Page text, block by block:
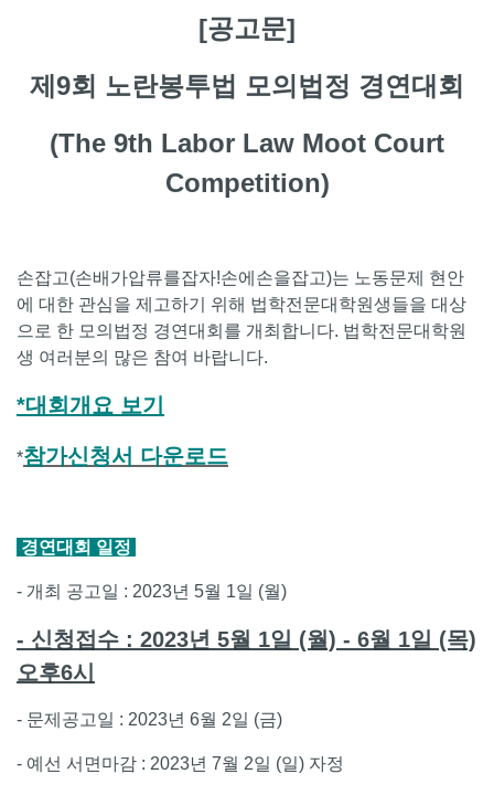
[공고문]
제9회 노란봉투법 모의법정 경연대회
(The 9th Labor Law Moot Court
Competition)
손잡고(손배가압류를잡자!손에손을잡고)는 노동문제 현안
에 대한 관심을 제고하기 위해 법학전문대학원생들을 대상
으로 한 모의법정 경연대회를 개최합니다. 법학전문대학원
생 여러분의 많은 참여 바랍니다.
*대회개요 보기
*참가신청서 다운로드
경연대회 일정
- 개최 공고일 : 2023년 5월 1일 (월)
- 신청접수 : 2023년 5월 1일 (월) - 6월 1일 (목)
오후6시
- 문제공고일 : 2023년 6월 2일 (금)
- 예선 서면마감 : 2023년 7월 2일 (일) 자정